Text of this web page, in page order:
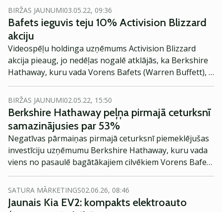
uzstājās arī pats Bafeta kungs. Viņš tādējādi
demonstrēja, ka 91 gada vecumā joprojām ir gatavs
aktīvi pieņemt investīciju lēmumus un stūrēt vienu no
lielākajiem uzņēmumiem pasaulē.
BIRŽAS JAUNUMI03.05.22, 09:36
Bafets ieguvis teju 10% Activision Blizzard
akciju
Videospēļu holdinga uzņēmums Activision Blizzard
akcija pieaug, jo nedēļas nogalē atklājās, ka Berkshire
Hathaway, kuru vada Vorens Bafets (Warren Buffett), ir
ieguvis gandrīz 10% uzņēmuma akciju, ziņo Reuters.
BIRŽAS JAUNUMI02.05.22, 15:50
Berkshire Hathaway peļņa pirmajā ceturksnī
samazinājusies par 53%
Negatīvas pārmaiņas pirmajā ceturksnī piemeklējušas
investīciju uzņēmumu Berkshire Hathaway, kuru vada
viens no pasaulē bagātākajiem cilvēkiem Vorens Bafets
(Warren Buffett). Sarūkošā ekonomika un ārkārtīgi
vājie akciju tirgi būtiski samazinājuši uzņēmuma peļņas
rādītājus.
SATURA MĀRKETINGS02.06.26, 08:46
Jaunais Kia EV2: kompakts elektroauto